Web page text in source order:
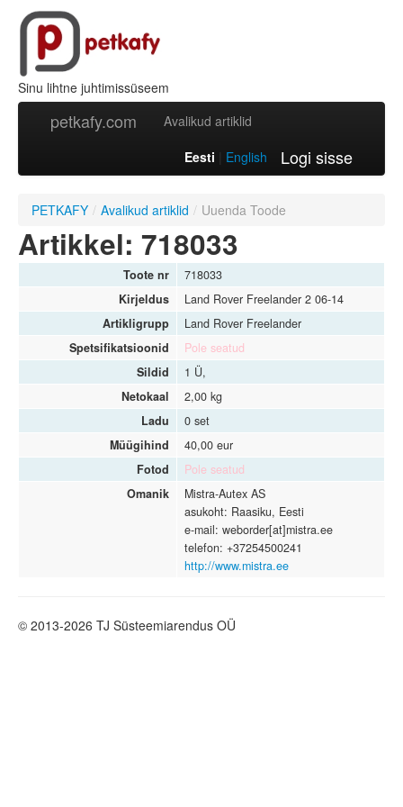
Sinu lihtne juhtimissüseem
petkafy.com Avalikud artiklid
Logi sisse
Eesti English
PETKAFY / Avalikud artiklid / Uuenda Toode
Artikkel: 718033
Toote nr
718033
Kirjeldus
Land Rover Freelander 2 06-14
Artikligrupp
Land Rover Freelander
Spetsifikatsioonid
Pole seatud
Sildid
1 Ü,
Netokaal
2,00 kg
Ladu
0 set
Müügihind
40,00 eur
Fotod
Pole seatud
Omanik
Mistra-Autex AS
asukoht: Raasiku, Eesti
e-mail: weborder[at]mistra.ee
telefon: +37254500241
http://www.mistra.ee
© 2013-2026 TJ Süsteemiarendus OÜ